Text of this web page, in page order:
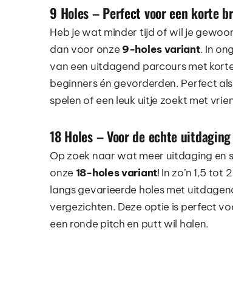
9 Holes – Perfect voor een korte
Heb je wat minder tijd of wil je
dan voor onze 9-holes variant. In
van een uitdagend parcours met
beginners én gevorderden. Perfect
spelen of een leuk uitje zoekt met
18 Holes – Voor de echte uitdaging
Op zoek naar wat meer uitdaging en
onze 18-holes variant! In zo’n 1,5 tot
langs gevarieerde holes met
vergezichten. Deze optie is perfect
een ronde pitch en putt wil halen.